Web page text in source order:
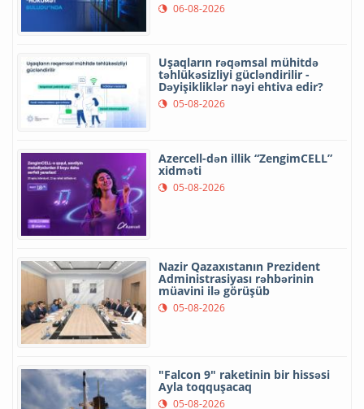
06-08-2026
Uşaqların rəqəmsal mühitdə
təhlükəsizliyi gücləndirilir -
Dəyişikliklər nəyi ehtiva edir?
05-08-2026
Azercell-dən illik “ZengimCELL”
xidməti
05-08-2026
Nazir Qazaxıstanın Prezident
Administrasiyası rəhbərinin
müavini ilə görüşüb
05-08-2026
"Falcon 9" raketinin bir hissəsi
Ayla toqquşacaq
05-08-2026